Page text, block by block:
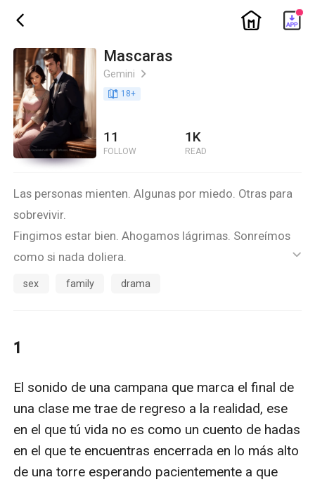
ic_back ic_home
Mascaras
Gemini ic_arrow_right
book_age 18+
11
FOLLOW
1K
READ
Las personas mienten. Algunas por miedo. Otras para
sobrevivir.
Fingimos estar bien. Ahogamos lágrimas. Sonreímos
como si nada doliera.
Pero las máscaras siempre terminan cayendo.
mostré a nadie.
ic_default
sex family drama
1
El sonido de una campana que marca el final de
una clase me trae de regreso a la realidad, ese
en el que tú vida no es como un cuento de hadas
en el que te encuentras encerrada en lo más alto
de una torre esperando pacientemente a que